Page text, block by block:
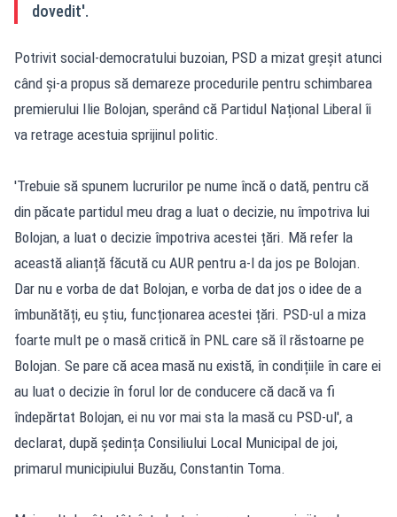
dovedit'.
Potrivit social-democratului buzoian, PSD a mizat greșit atunci
când și-a propus să demareze procedurile pentru schimbarea
premierului Ilie Bolojan, sperând că Partidul Național Liberal îi
va retrage acestuia sprijinul politic.
'Trebuie să spunem lucrurilor pe nume încă o dată, pentru că
din păcate partidul meu drag a luat o decizie, nu împotriva lui
Bolojan, a luat o decizie împotriva acestei țări. Mă refer la
această alianță făcută cu AUR pentru a-l da jos pe Bolojan.
Dar nu e vorba de dat Bolojan, e vorba de dat jos o idee de a
îmbunătăți, eu știu, funcționarea acestei țări. PSD-ul a miza
foarte mult pe o masă critică în PNL care să îl răstoarne pe
Bolojan. Se pare că acea masă nu există, în condițiile în care ei
au luat o decizie în forul lor de conducere că dacă va fi
îndepărtat Bolojan, ei nu vor mai sta la masă cu PSD-ul', a
declarat, după ședința Consiliului Local Municipal de joi,
primarul municipiului Buzău, Constantin Toma.